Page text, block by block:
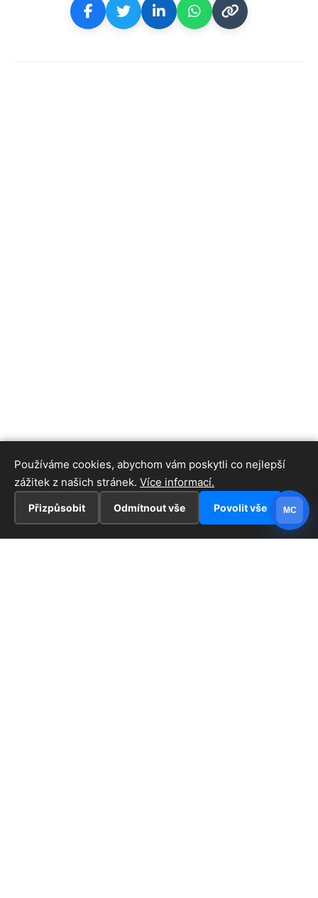
Používáme cookies, abychom vám poskytli co nejlepší
zážitek z našich stránek. Více informací.
Přizpůsobit Odmítnout vše Povolit vše MC